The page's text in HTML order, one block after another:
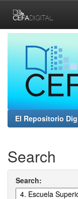
navigation
El Repositorio
Search
Search: